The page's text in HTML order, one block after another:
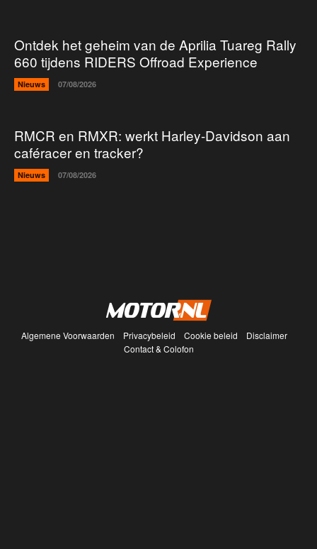
Ontdek het geheim van de Aprilia Tuareg Rally
660 tijdens RIDERS Offroad Experience
Nieuws 07/08/2026
RMCR en RMXR: werkt Harley-Davidson aan
caféracer en tracker?
Nieuws 07/08/2026
Algemene Voorwaarden Privacybeleid Cookie beleid
Disclaimer
Contact & Colofon